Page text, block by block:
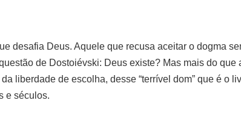
desafia Deus. Aquele que recusa aceitar o dogma
de Dostoiévski: Deus existe? Mas mais do
liberdade de escolha, desse “terrível dom” que é o
e séculos.